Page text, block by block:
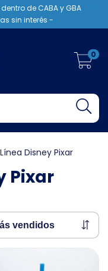
de CABA y GBA
sin interés -
0
Línea Disney Pixar
Pixar